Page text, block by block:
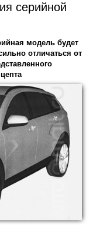
серийной
модель будет
отличаться от